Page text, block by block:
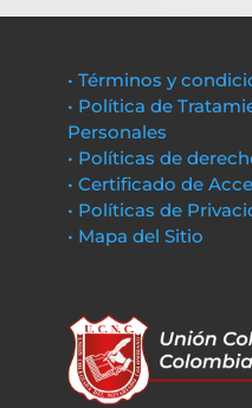
• Términos y
• Política de
Personales
• Políticas de
• Certificado de
• Políticas de
• Mapa del Sitio